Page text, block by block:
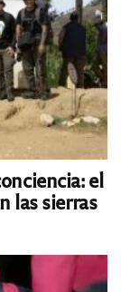
el
las sierras